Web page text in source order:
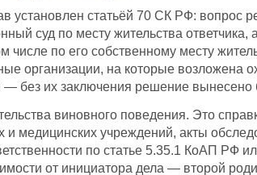
установлен статьёй 70 СК РФ: вопрос
суд по месту жительства
по его собственному месту
организации, на которые возложена
— без их заключения решение вынесено
виновного поведения. Это
и медицинских учреждений, акты
по статье 5.35.1 КоАП РФ
от инициатора дела — второй